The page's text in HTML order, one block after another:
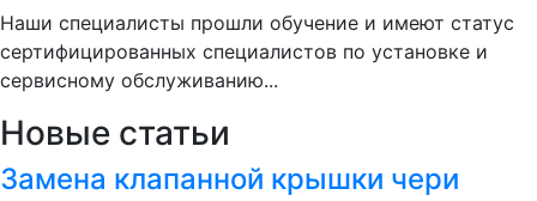
Наши специалисты прошли обучение и имеют статус
сертифицированных специалистов по установке и
сервисному обслуживанию...
Новые статьи
Замена клапанной крышки чери